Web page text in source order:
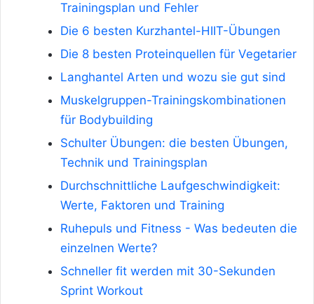
Trainingsplan und Fehler
Die 6 besten Kurzhantel-HIIT-Übungen
Die 8 besten Proteinquellen für Vegetarier
Langhantel Arten und wozu sie gut sind
Muskelgruppen-Trainingskombinationen
für Bodybuilding
Schulter Übungen: die besten Übungen,
Technik und Trainingsplan
Durchschnittliche Laufgeschwindigkeit:
Werte, Faktoren und Training
Ruhepuls und Fitness - Was bedeuten die
einzelnen Werte?
Schneller fit werden mit 30-Sekunden
Sprint Workout